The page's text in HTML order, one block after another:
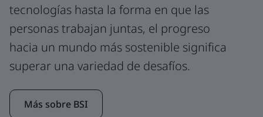
tecnologías hasta la forma en que las
personas trabajan juntas, el progreso
hacia un mundo más sostenible significa
superar una variedad de desafíos.
Más sobre BSI